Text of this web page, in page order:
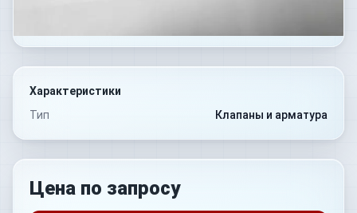
Характеристики
Тип
Клапаны и арматура
Цена по запросу